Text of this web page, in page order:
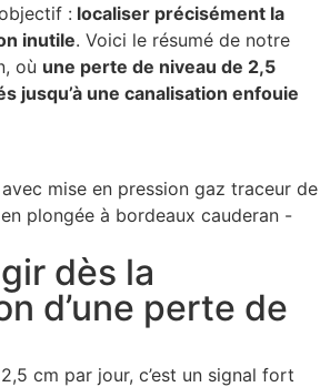
: localiser précisément la
inutile. Voici le résumé de notre
où une perte de niveau de 2,5
jusqu’à une canalisation enfouie
dès la
d’une perte de
cm par jour, c’est un signal fort